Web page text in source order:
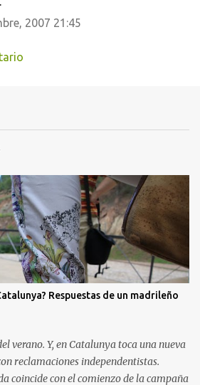
2007 21:45
Respuestas de un madrileño
verano. Y, en Catalunya toca una nueva
reclamaciones independentistas.
coincide con el comienzo de la campaña